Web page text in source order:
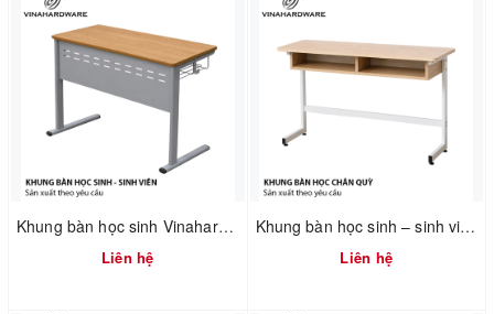
Khung bàn học sinh Vinahardware sơn xám – 2300.3.12908
Liên hệ
Khung bàn học sinh – sinh viên 750mm tháo ráp nhanh Vinahardware 2300.1.34805
Liên hệ